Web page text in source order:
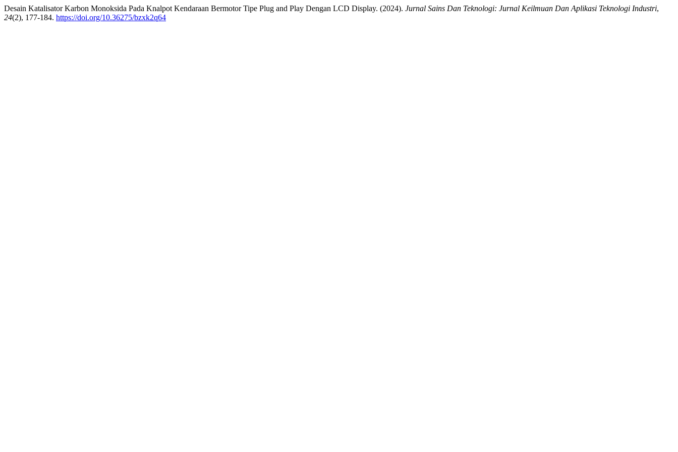
Desain Katalisator Karbon Monoksida Pada Knalpot Kendaraan Bermotor Tipe Plug and Play Dengan LCD Display. (2024). Jurnal Sains Dan Teknologi: Jurnal Keilmuan Dan Aplikasi Teknologi Industri,
24(2), 177-184. https://doi.org/10.36275/bzxk2q64